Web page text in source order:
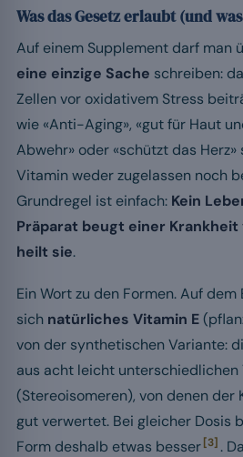
Was das Gesetz erlaubt (und
Auf einem Supplement darf man
eine einzige Sache schreiben:
Zellen vor oxidativem Stress
wie «Anti-Aging», «gut für Haut
Abwehr» oder «schützt das
Vitamin weder zugelassen noch
Grundregel ist einfach: Kein
Präparat beugt einer
heilt sie.
Ein Wort zu den Formen. Auf
sich natürliches Vitamin E
von der synthetischen Variante:
aus acht leicht unterschiedlichen
(Stereoisomeren), von denen der
gut verwertet. Bei gleicher Dosis
Form deshalb etwas besser[3] .